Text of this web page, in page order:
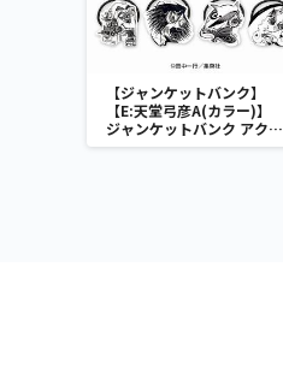
【ジャンケットバンク】
【E:天堂弓彦A(カラー)】
ジャンケットバンク アクリ
ルヘアゴム